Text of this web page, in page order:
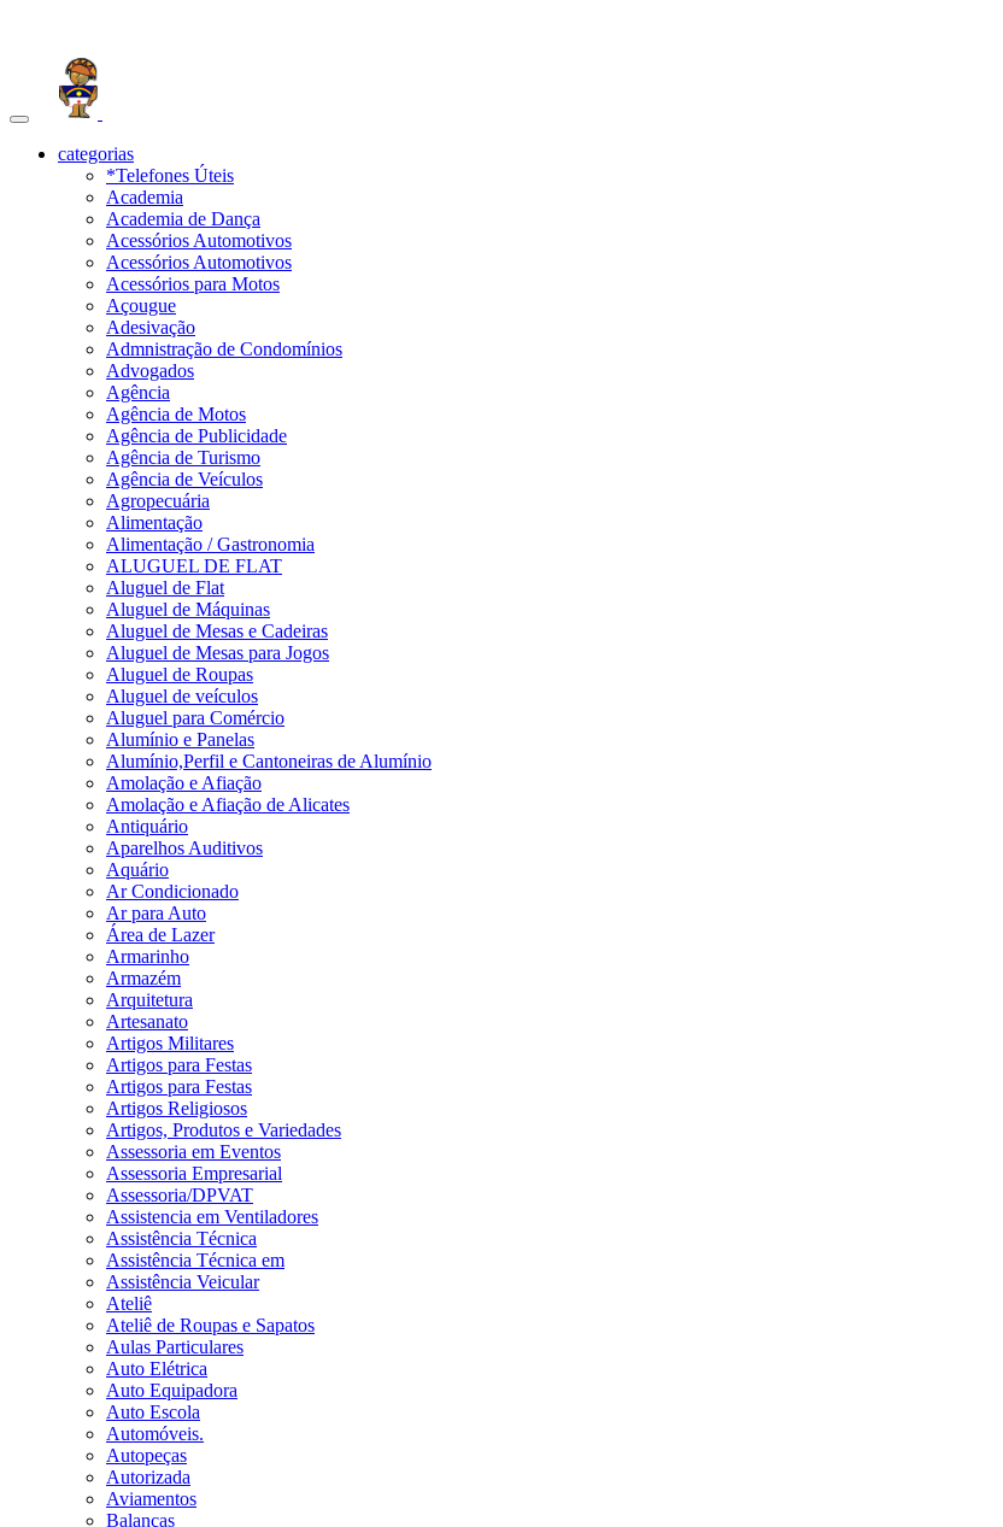
Toggle
navigationcategorias
*Telefones Úteis
Academia
Academia de Dança
Acessórios Automotivos
Acessórios Automotivos
Acessórios para Motos
Açougue
Adesivação
Admnistração de Condomínios
Advogados
Agência
Agência de Motos
Agência de Publicidade
Agência de Turismo
Agência de Veículos
Agropecuária
Alimentação
Alimentação / Gastronomia
ALUGUEL DE FLAT
Aluguel de Flat
Aluguel de Máquinas
Aluguel de Mesas e Cadeiras
Aluguel de Mesas para Jogos
Aluguel de Roupas
Aluguel de veículos
Aluguel para Comércio
Alumínio e Panelas
Alumínio,Perfil e Cantoneiras de Alumínio
Amolação e Afiação
Amolação e Afiação de Alicates
Antiquário
Aparelhos Auditivos
Aquário
Ar Condicionado
Ar para Auto
Área de Lazer
Armarinho
Armazém
Arquitetura
Artesanato
Artigos Militares
Artigos para Festas
Artigos para Festas
Artigos Religiosos
Artigos, Produtos e Variedades
Assessoria em Eventos
Assessoria Empresarial
Assessoria/DPVAT
Assistencia em Ventiladores
Assistência Técnica
Assistência Técnica em
Assistência Veicular
Ateliê
Ateliê de Roupas e Sapatos
Aulas Particulares
Auto Elétrica
Auto Equipadora
Auto Escola
Automóveis.
Autopeças
Autorizada
Aviamentos
Balanças